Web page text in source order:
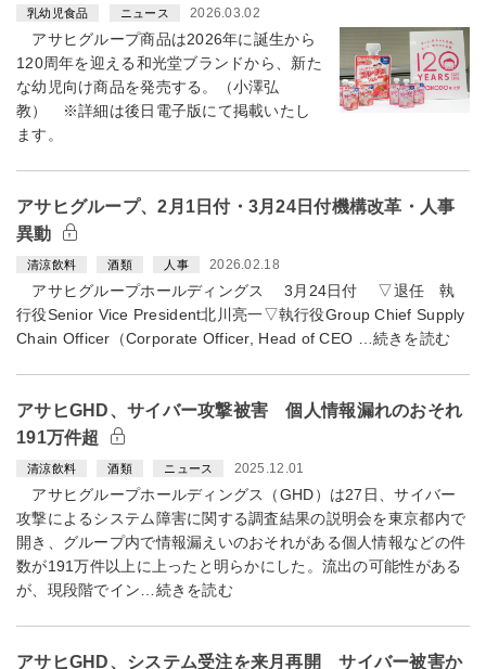
乳幼児食品 ニュース 2026.03.02
アサヒグループ商品は2026年に誕生から
120周年を迎える和光堂ブランドから、新た
な幼児向け商品を発売する。（小澤弘
教） ※詳細は後日電子版にて掲載いたし
ます。
アサヒグループ、2月1日付・3月24日付機構改革・人事
異動
清涼飲料 酒類 人事 2026.02.18
アサヒグループホールディングス 3月24日付 ▽退任 執
行役Senior Vice President北川亮一▽執行役Group Chief Supply
Chain Officer（Corporate Officer, Head of CEO …続きを読む
アサヒGHD、サイバー攻撃被害 個人情報漏れのおそれ
191万件超
清涼飲料 酒類 ニュース 2025.12.01
アサヒグループホールディングス（GHD）は27日、サイバー
攻撃によるシステム障害に関する調査結果の説明会を東京都内で
開き、グループ内で情報漏えいのおそれがある個人情報などの件
数が191万件以上に上ったと明らかにした。流出の可能性がある
が、現段階でイン…続きを読む
アサヒGHD、システム受注を来月再開 サイバー被害か